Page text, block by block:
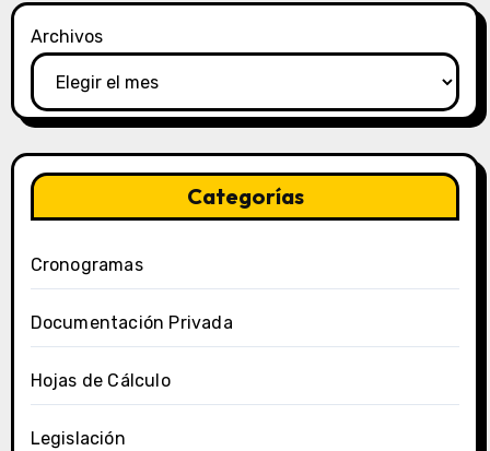
Archivos
Categorías
Cronogramas
Documentación Privada
Hojas de Cálculo
Legislación